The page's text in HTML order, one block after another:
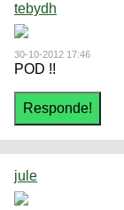
tebydh
30-10-2012 17:46
POD !!
jule